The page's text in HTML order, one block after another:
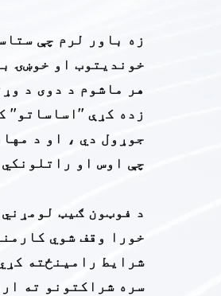
زه باور لرم چې
خوندیتوب او خوښۍ
هر ماشوم د دوی د
زده کړې "اساساتو"
جوړول دي ، او د
چې اوس او
د فوټون ګیټ
خورا وقف شوي
شرایط رامینځته
سره شراکتونو ته